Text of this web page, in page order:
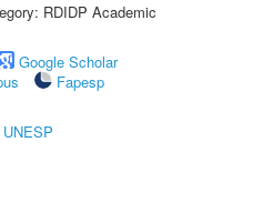
RDIDP Academic
Google Scholar
Fapesp